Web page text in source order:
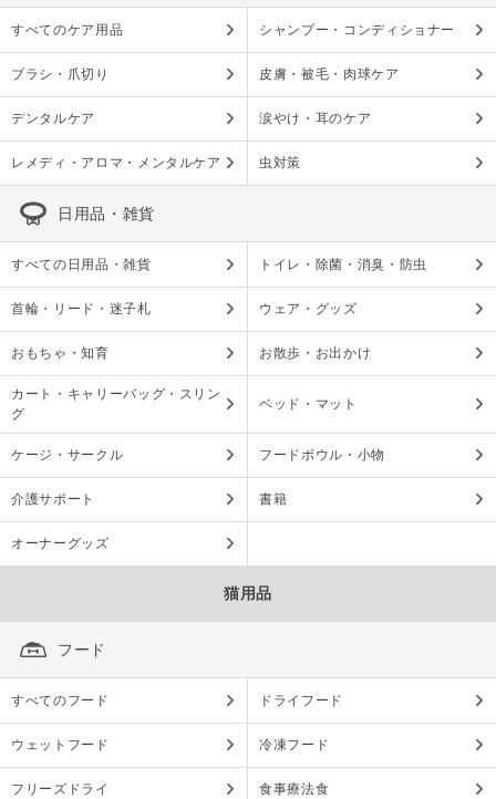
すべてのケア用品 シャンプー・コンディショナー
ブラシ・爪切り 皮膚・被毛・肉球ケア
デンタルケア 涙やけ・耳のケア
レメディ・アロマ・メンタルケア 虫対策
日用品・雑貨
すべての日用品・雑貨 トイレ・除菌・消臭・防虫
首輪・リード・迷子札 ウェア・グッズ
おもちゃ・知育 お散歩・お出かけ
カート・キャリーバッグ・スリン
グ
ベッド・マット
ケージ・サークル フードボウル・小物
介護サポート 書籍
オーナーグッズ
猫用品
フード
すべてのフード ドライフード
ウェットフード 冷凍フード
フリーズドライ 食事療法食